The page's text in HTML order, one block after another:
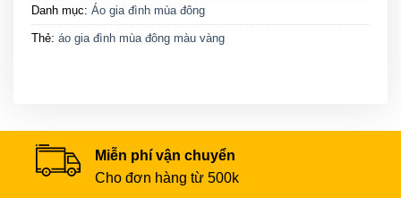
Danh mục: Áo gia đình mùa đông
Thẻ: áo gia đình mùa đông màu vàng
Miễn phí vận chuyển
Cho đơn hàng từ 500k